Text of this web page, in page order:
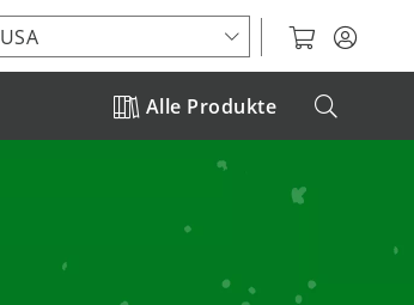
Standort auswählen
Alle Produkte
USA